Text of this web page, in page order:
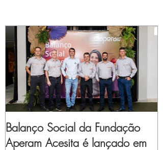
Balanço Social da Fundação
Aperam Acesita é lançado em